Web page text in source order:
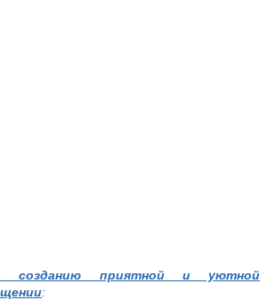
созданию приятной и уютной
: